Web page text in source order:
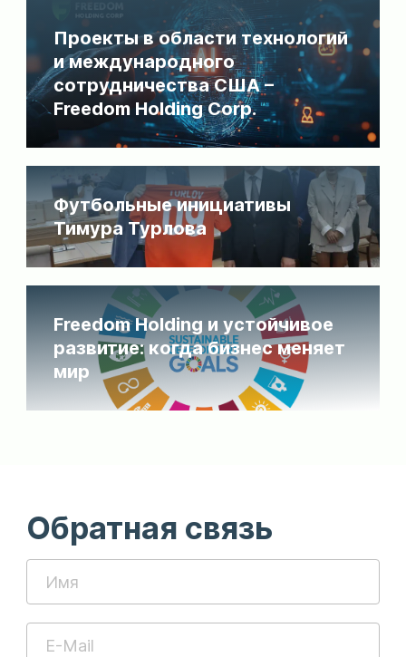
Проекты в области технологий
и международного
сотрудничества США –
Freedom Holding Corp.
Футбольные инициативы
Тимура Турлова
Freedom Holding и устойчивое
развитие: когда бизнес меняет
мир
Обратная связь